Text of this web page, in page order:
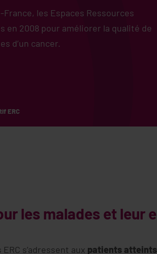
les Espaces Ressources
en 2008 pour améliorer la qualité de
d’un cancer.
ERC
les malades et leur
ERC s’adressent aux patients